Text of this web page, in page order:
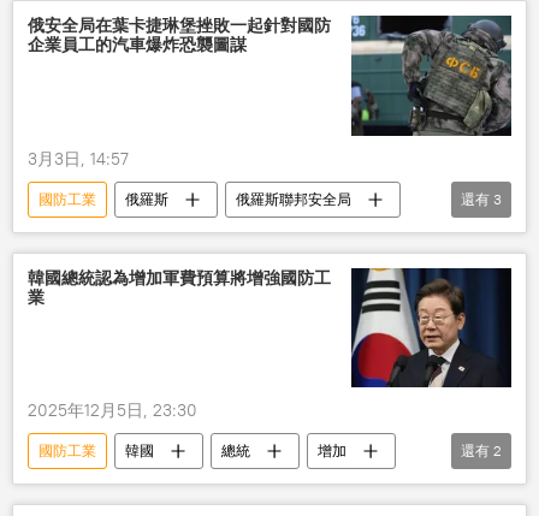
俄安全局在葉卡捷琳堡挫敗一起針對國防
企業員工的汽車爆炸恐襲圖謀
3月3日, 14:57
國防工業 俄羅斯
俄羅斯聯邦安全局
恐襲
烏克蘭 情報部門
還有 3
韓國總統認為增加軍費預算將增強國防工
業
2025年12月5日, 23:30
國防工業 韓國 總統
增加
軍費
預算
還有 2